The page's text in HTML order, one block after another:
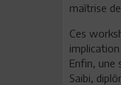
maîtrise
Ces
implication
Enfin, une
Saibi,